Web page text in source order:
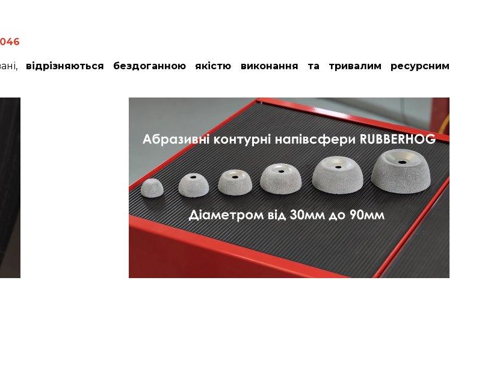
відрізняються бездоганною якістю виконання та тривалим ресурсним